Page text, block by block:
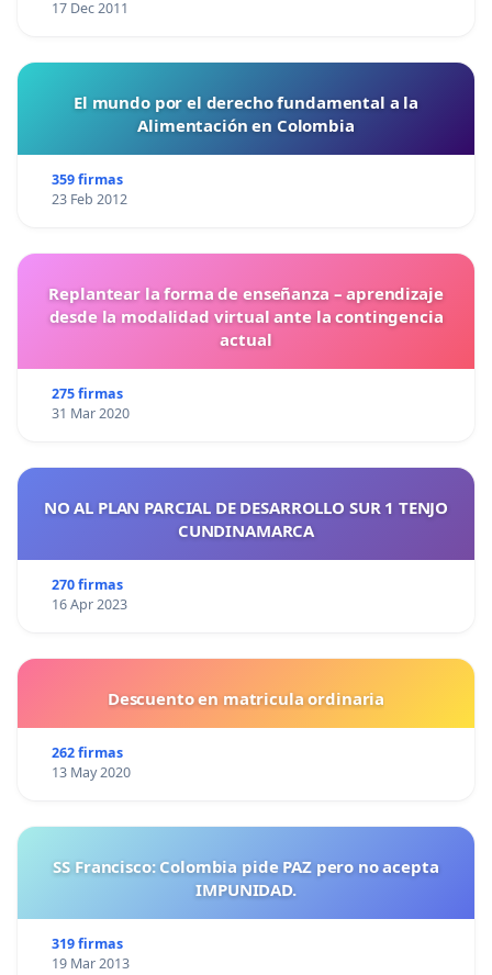
17 Dec 2011
El mundo por el derecho fundamental a la
Alimentación en Colombia
359 firmas
23 Feb 2012
Replantear la forma de enseñanza – aprendizaje
desde la modalidad virtual ante la contingencia
actual
275 firmas
31 Mar 2020
NO AL PLAN PARCIAL DE DESARROLLO SUR 1 TENJO
CUNDINAMARCA
270 firmas
16 Apr 2023
Descuento en matricula ordinaria
262 firmas
13 May 2020
SS Francisco: Colombia pide PAZ pero no acepta
IMPUNIDAD.
319 firmas
19 Mar 2013